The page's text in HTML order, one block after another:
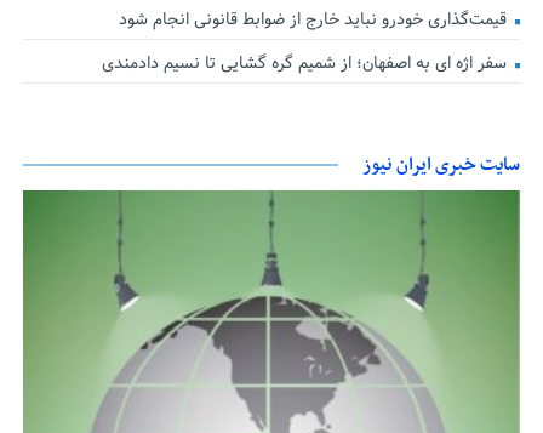
قیمت‌گذاری خودرو نباید خارج از ضوابط قانونی انجام شود
سفر اژه ای به اصفهان؛ از شمیم گره گشایی تا نسیم دادمندی
سایت خبری ایران نیوز